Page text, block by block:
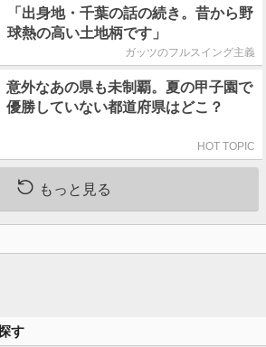
「出身地・千葉の話の続き。昔から野
球熱の高い土地柄です」
ガッツのフルスイング主義
意外なあの県も未制覇。夏の甲子園で
優勝していない都道府県はどこ？
HOT TOPIC
もっと見る
す